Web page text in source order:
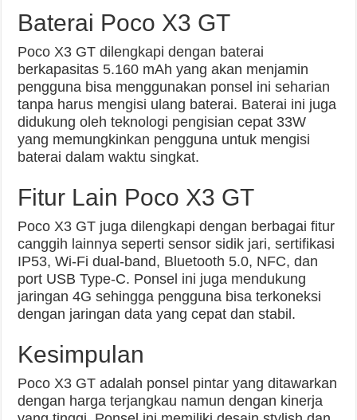
Baterai Poco X3 GT
Poco X3 GT dilengkapi dengan baterai
berkapasitas 5.160 mAh yang akan menjamin
pengguna bisa menggunakan ponsel ini seharian
tanpa harus mengisi ulang baterai. Baterai ini juga
didukung oleh teknologi pengisian cepat 33W
yang memungkinkan pengguna untuk mengisi
baterai dalam waktu singkat.
Fitur Lain Poco X3 GT
Poco X3 GT juga dilengkapi dengan berbagai fitur
canggih lainnya seperti sensor sidik jari, sertifikasi
IP53, Wi-Fi dual-band, Bluetooth 5.0, NFC, dan
port USB Type-C. Ponsel ini juga mendukung
jaringan 4G sehingga pengguna bisa terkoneksi
dengan jaringan data yang cepat dan stabil.
Kesimpulan
Poco X3 GT adalah ponsel pintar yang ditawarkan
dengan harga terjangkau namun dengan kinerja